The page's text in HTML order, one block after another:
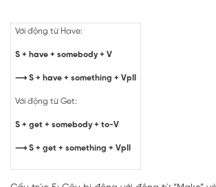
Với động từ Have:
S + have + somebody + V
⟶ S + have + something + VpII
Với động từ Get:
S + get + somebody + to-V
⟶ S + get + something + VpII